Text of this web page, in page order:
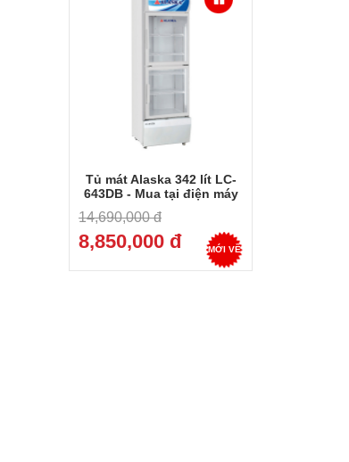
Tủ mát Alaska 342 lít LC-
643DB - Mua tại điện máy
14,690,000 đ
8,850,000 đ MỚI VỀ